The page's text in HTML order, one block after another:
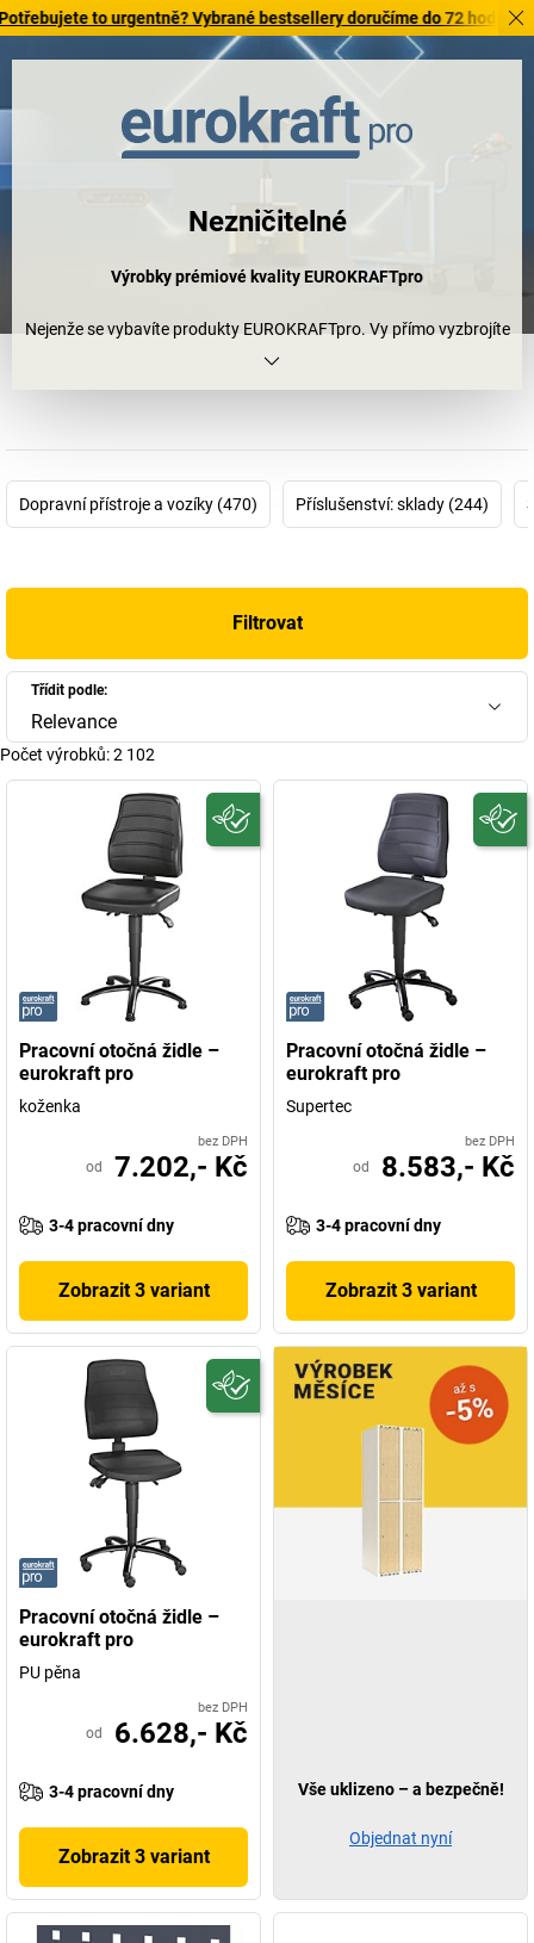
to urgentně? Vybrané bestsellery doručíme do 72 hodin.
Nezničitelné
Výrobky prémiové kvality EUROKRAFTpro
Nejenže se vybavíte produkty EUROKRAFTpro. Vy přímo vyzbrojíte
svou firmu. Rozhodněte se pro vysokou kvalitu a téměř
Get. Work. Done.
Dopravní přístroje a vozíky (470) Příslušenství: sklady (244)
Filtrovat
Třídit podle:
Relevance
Počet výrobků:2 102
Pracovní otočná židle –
eurokraft pro
koženka
bez DPH
od 7.202,- Kč
3-4 pracovní dny
Zobrazit 3 variant
Pracovní otočná židle –
eurokraft pro
Supertec
bez DPH
od 8.583,- Kč
3-4 pracovní dny
Zobrazit 3 variant
Pracovní otočná židle –
eurokraft pro
PU pěna
bez DPH
od 6.628,- Kč
3-4 pracovní dny
Zobrazit 3 variant
Vše uklizeno – a bezpečně!
Objednat nyní